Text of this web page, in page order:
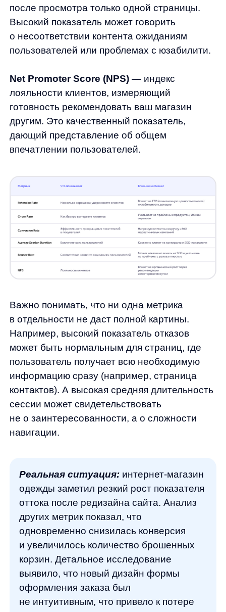
и увеличилось количество брошенных
корзин. Детальное исследование
оформления заказа был
не интуитивным, что привело к потере
исправления проблемы показатели
вернулись к норме и даже улучшились.
Именно поэтому комплексный анализ
нескольких метрик в их взаимосвязи — ключ
к пониманию реального поведения
для развития вашего интернет-магазина.
Методы и инструменты анализа
поведения пользователей
Современный eCommerce предоставляет
множество инструментов для анализа
поведения пользователей. Рассмотрим
основные методы и технологии, которые
Веб-аналитика
Веб-аналитика —фундамент для
понимания поведения пользователей. Такой
инструмент как Яндекс. Метрика, позволяет
отслеживать:
Источники трафика (откуда приходят
Демографические данные и интересы
аудитории
Пользовательские сегменты (новые vs.
События (клики по кнопкам, заполнение
форм, добавление в корзину)
Пути пользователей по сайту
(последовательность просмотра
страниц)
Пример применения:
клиента в Яндекс Метрике, интернет-
магазин бытовой техники обнаружил,
что 67% посетителей покидают сайт
на странице доставки. Дальнейшее